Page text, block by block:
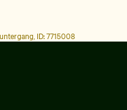
ID: 7715008